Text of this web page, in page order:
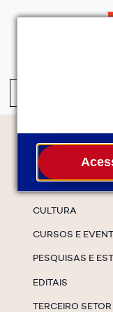
Temas
CULTURA
CURSOS E
PESQUISAS E
EDITAIS
TERCEIRO SETOR